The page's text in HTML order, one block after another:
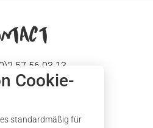
57 56 03 13
SIE UNS
Cookie-
standardmäßig für